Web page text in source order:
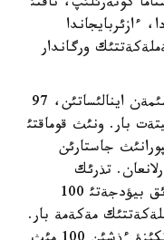
كوتةرئلئپ، ناقتئ
ءازئربايجاندا
ورگاندار
مئسالئ، ءازئربايجاندا دياسپورا ماسةلةسئمةن اينالئساتئن، 97
بار. ونئث قوماقتئ
جاستارئن
تذرئك
اعايئنداردا 150 ادامنان تذراتئن، جئلدئق بيؤدجةتئ 100
مةكةمة بار.